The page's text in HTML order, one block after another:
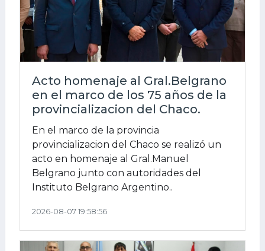
Acto homenaje al Gral.Belgrano
en el marco de los 75 años de la
provincializacion del Chaco.
En el marco de la provincia
provincializacion del Chaco se realizó un
acto en homenaje al Gral.Manuel
Belgrano junto con autoridades del
Instituto Belgrano Argentino..
2026-08-07 19:58:56